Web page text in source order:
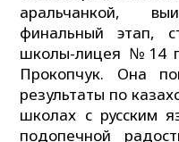
аральчанкой,
финальный этап,
школы-лицея №14
Прокопчук. Она
результаты по
школах с русским
подопечной